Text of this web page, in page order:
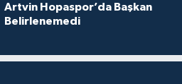
Artvin Hopaspor’da Başkan
Belirlenemedi